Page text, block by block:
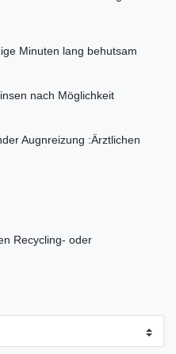
Minuten lang behutsam
nach Möglichkeit
Augnreizung :Ärztlichen
Recycling- oder